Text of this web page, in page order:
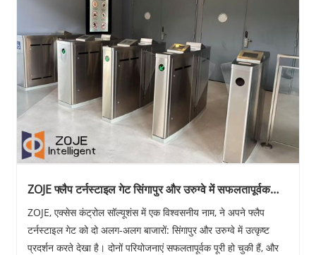
ZOJE फ्लैप टर्नस्टाइल गेट सिंगापुर और उरुग्वे में सफलतापूर्वक
स्थापित किया गया
ZOJE, एक्सेस कंट्रोल सॉल्यूशंस में एक विश्वसनीय नाम, ने अपने फ्लैप
टर्नस्टाइल गेट को दो अलग-अलग बाजारों: सिंगापुर और उरुग्वे में उत्कृष्ट
प्रदर्शन करते देखा है। दोनों परियोजनाएं सफलतापूर्वक पूरी हो चुकी हैं, और